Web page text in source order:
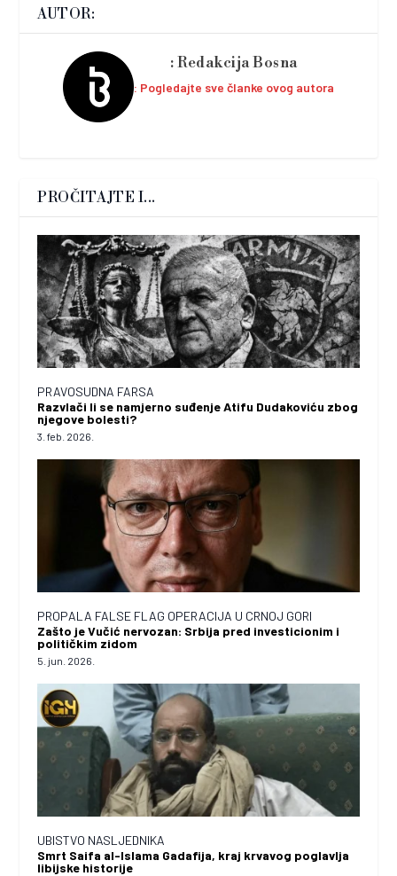
AUTOR:
Redakcija Bosna
Pogledajte sve članke ovog autora
PROČITAJTE I...
PRAVOSUDNA FARSA
Razvlači li se namjerno suđenje Atifu Dudakoviću zbog
njegove bolesti?
3. feb. 2026.
PROPALA FALSE FLAG OPERACIJA U CRNOJ GORI
Zašto je Vučić nervozan: Srbija pred investicionim i
političkim zidom
5. jun. 2026.
UBISTVO NASLJEDNIKA
Smrt Saifa al-Islama Gadafija, kraj krvavog poglavlja
libijske historije